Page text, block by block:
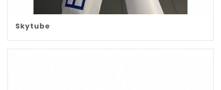
Skytube